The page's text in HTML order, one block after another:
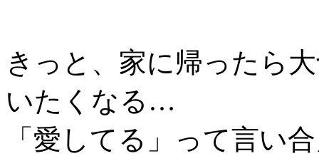
きっと、家に帰ったら
いたくなる…
「愛してる」って言い